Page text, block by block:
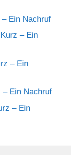
Ein Nachruf
– Ein
– Ein
– Ein Nachruf
– Ein